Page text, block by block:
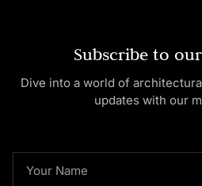
Subscribe to
Dive into a world of
updates with our